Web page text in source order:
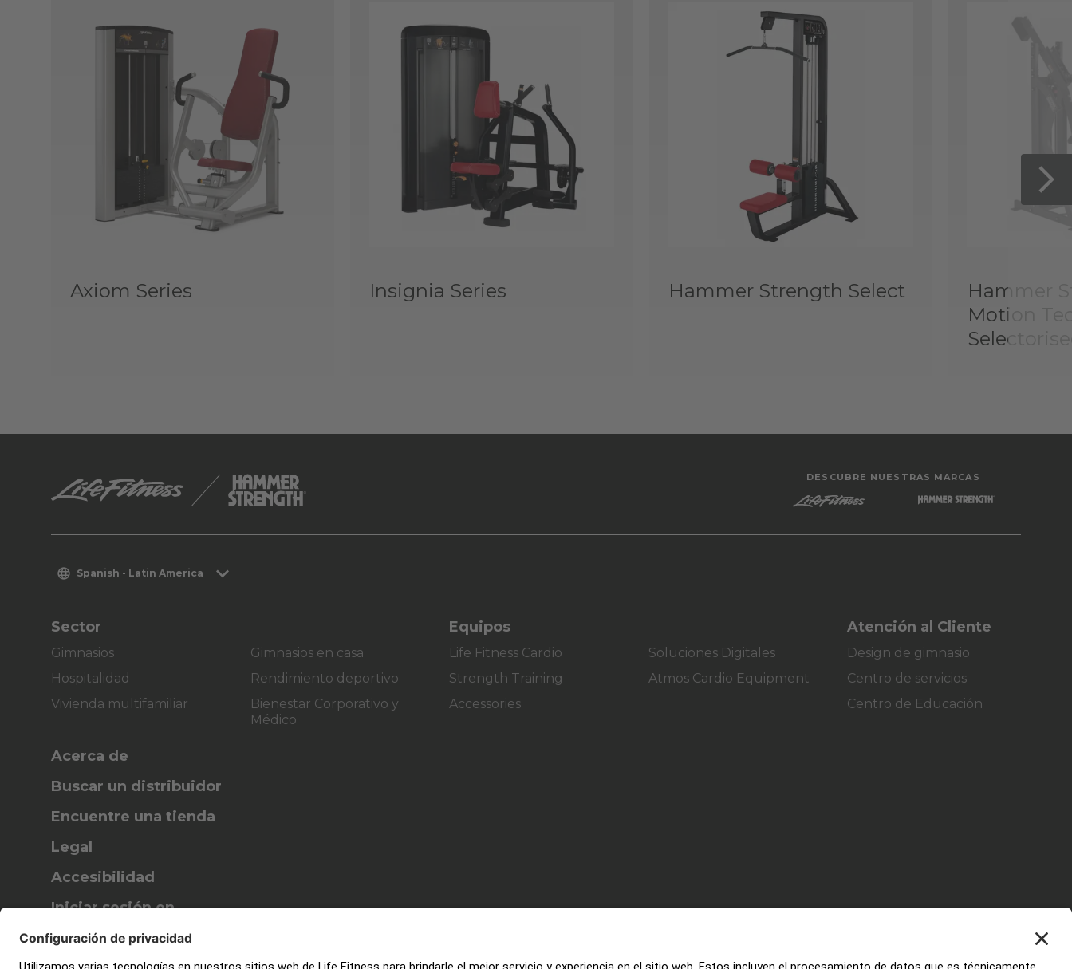
Axiom Series Insignia Series Hammer Strength Select
Hammer
Motion
DESCUBRE NUESTRAS MARCAS
Spanish - Latin America
Sector
Gimnasios
Hospitalidad
Vivienda multifamiliar
Gimnasios en casa
Rendimiento deportivo
Bienestar Corporativo y
Médico
Equipos
Life Fitness Cardio
Strength Training
Accessories
Soluciones Digitales
Atmos Cardio Equipment
Atención al Cliente
Design de gimnasio
Centro de servicios
Centro de Educación
Acerca de
Buscar un distribuidor
Encuentre una tienda
Legal
Accesibilidad
Iniciar sesión en